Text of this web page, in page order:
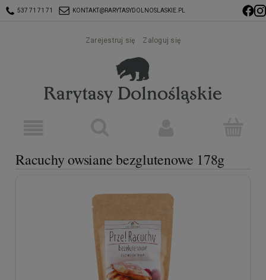
537 71 71 71 KONTAKT@RARYTASYDOLNOSLASKIE.PL
Zarejestruj się Zaloguj się
Racuchy owsiane bezglutenowe 178g